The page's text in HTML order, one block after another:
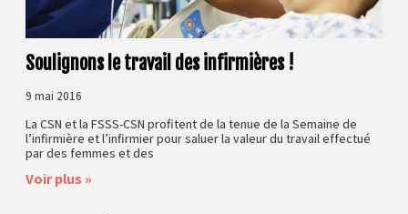
Soulignons le travail des infirmières !
9 mai 2016
La CSN et la FSSS-CSN profitent de la tenue de la Semaine de
l’infirmière et l’infirmier pour saluer la valeur du travail effectué
par des femmes et des
Voir plus »